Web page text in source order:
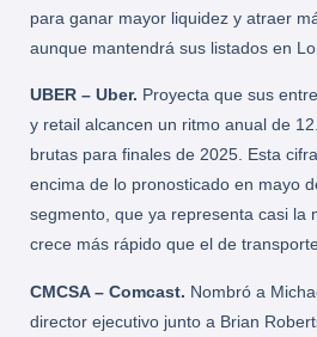
para ganar mayor liquidez y atraer
aunque mantendrá sus listados en
UBER – Uber. Proyecta que sus
y retail alcancen un ritmo anual de
brutas para finales de 2025. Esta
encima de lo pronosticado en mayo
segmento, que ya representa casi la
crece más rápido que el de
CMCSA – Comcast. Nombró a
director ejecutivo junto a Brian